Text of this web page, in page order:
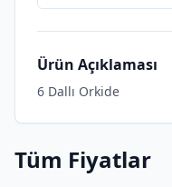
Ürün Açıklaması
6 Dallı Orkide
Tüm Fiyatlar